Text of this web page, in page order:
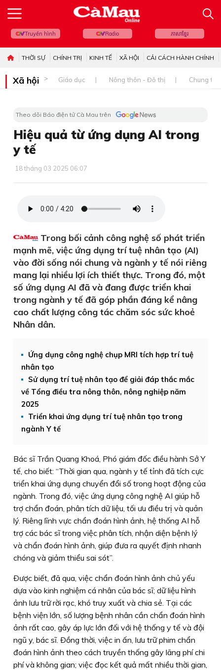
Truyền hình Radio ភាសាខ្មែរ
THỜI SỰ CHÍNH TRỊ KINH TẾ XÃ HỘI CẢI CÁCH HÀNH CHÍNH
Xã hội Giáo dục Nông thôn - Đô thị Chung
Theo dõi Báo điện tử Cà Mau trên
Hiệu quả từ ứng dụng AI trong
y tế
18 tháng 03 2025 06:07
Trong bối cảnh công nghệ số phát triển
mạnh mẽ, việc ứng dụng trí tuệ nhân tạo (AI)
vào đời sống nói chung và ngành y tế nói riêng
mang lại nhiều lợi ích thiết thực. Trong đó, một
số ứng dụng AI đã và đang được triển khai
trong ngành y tế đã góp phần đáng kể nâng
cao chất lượng công tác chăm sóc sức khoẻ
Nhân dân.
Ứng dụng công nghệ chụp MRI tích hợp trí tuệ
nhân tạo
Sử dụng trí tuệ nhân tạo để giải đáp thắc mắc
về Tổng điều tra nông thôn, nông nghiệp năm
2025
Triển khai ứng dụng trí tuệ nhân tạo trong
ngành Y tế
Bác sĩ Trần Quang Khoá, Phó giám đốc điều hành Sở Y
tế, cho biết: “Thời gian qua, ngành y tế tỉnh đã tích cực
triển khai ứng dụng chuyển đổi số trong hoạt động của
ngành. Trong đó, việc ứng dụng công nghệ AI giúp hỗ
trợ chẩn đoán, phân tích dữ liệu, tối ưu điều trị và quản
lý. Riêng lĩnh vực chẩn đoán hình ảnh, hệ thống AI hỗ
trợ các bác sĩ trong việc phân tích, nhận diện bệnh lý
và chẩn đoán hình ảnh, giúp đưa ra quyết định nhanh
chóng và giảm thiểu sai sót”.
Ðược biết, đã qua, việc chẩn đoán hình ảnh chủ yếu
dựa vào kinh nghiệm cá nhân của bác sĩ; dữ liệu hình
ảnh lưu trữ rời rạc, khó truy xuất và chia sẻ. Tại các
bệnh viện lớn, số lượng bệnh nhân cần chẩn đoán hình
ảnh rất cao, gây áp lực lớn đối với hệ thống y tế và đội
ngũ y, bác sĩ. Ðồng thời, việc in ấn, lưu trữ phim chẩn
đoán hình ảnh theo cách truyền thống gây lãng phí chi
phí và không gian; việc đọc kết quả mất nhiều thời gian,